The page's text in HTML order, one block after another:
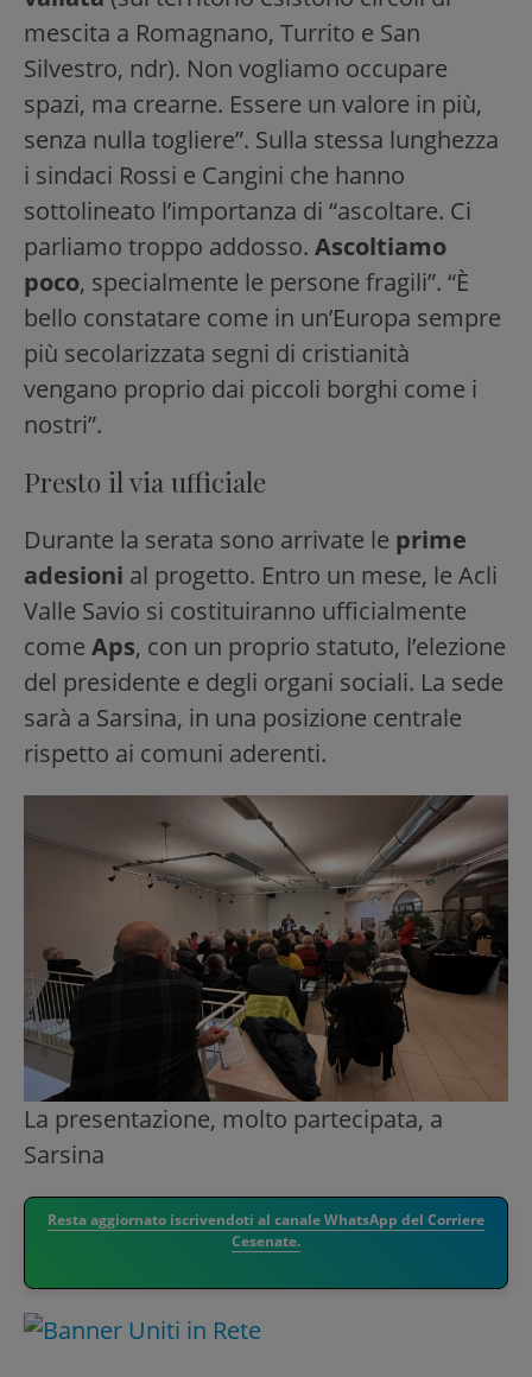
mescita a Romagnano, Turrito e San
Silvestro, ndr). Non vogliamo occupare
spazi, ma crearne. Essere un valore in più,
senza nulla togliere”. Sulla stessa lunghezza
i sindaci Rossi e Cangini che hanno
sottolineato l’importanza di “ascoltare. Ci
parliamo troppo addosso. Ascoltiamo
poco, specialmente le persone fragili”. “È
bello constatare come in un’Europa sempre
più secolarizzata segni di cristianità
vengano proprio dai piccoli borghi come i
nostri”.
Presto il via ufficiale
Durante la serata sono arrivate le prime
adesioni al progetto. Entro un mese, le Acli
Valle Savio si costituiranno ufficialmente
come Aps, con un proprio statuto, l’elezione
del presidente e degli organi sociali. La sede
sarà a Sarsina, in una posizione centrale
rispetto ai comuni aderenti.
La presentazione, molto partecipata, a
Sarsina
Resta aggiornato iscrivendoti al canale WhatsApp del Corriere
Cesenate.